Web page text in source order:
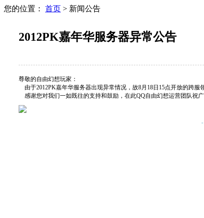
您的位置： 首页 > 新闻公告
2012PK嘉年华服务器异常公告
尊敬的自由幻想玩家：
由于2012PK嘉年华服务器出现异常情况，故8月18日15点开放的跨服
感谢您对我们一如既往的支持和鼓励，在此QQ自由幻想运营团队祝广